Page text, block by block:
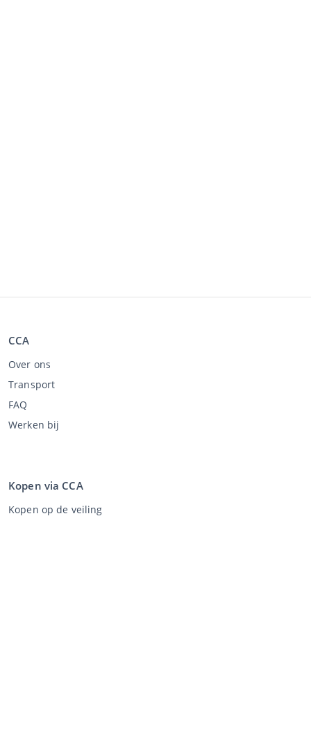
CCA
Over ons
Transport
FAQ
Werken bij
Kopen via CCA
Kopen op de veiling